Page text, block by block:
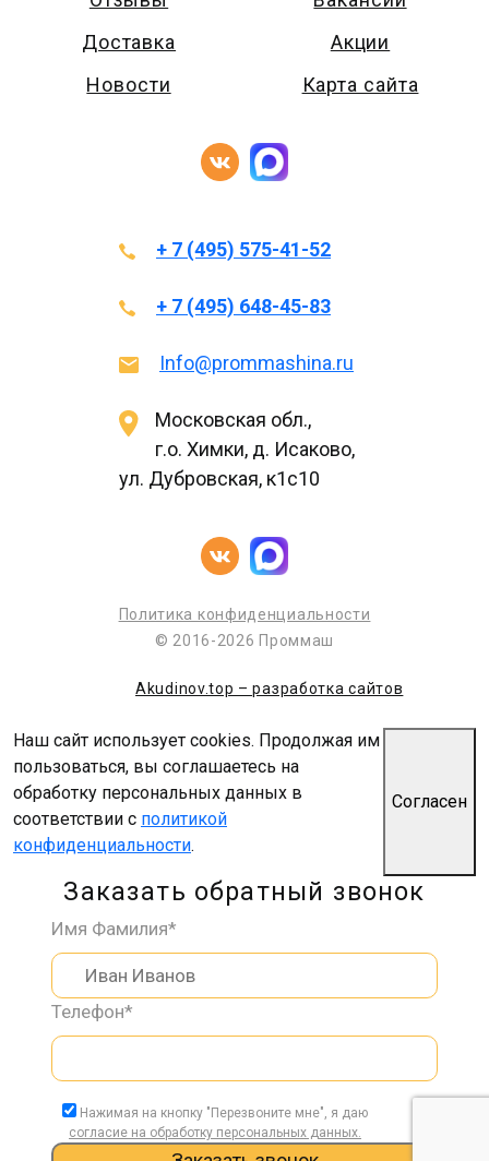
Доставка
Новости
Акции
Карта сайта
+ 7 (495) 575-41-52
+ 7 (495) 648-45-83
Info@prommashina.ru
Московская обл.,
г.о. Химки, д. Исаково,
ул. Дубровская, к1с10
Политика конфиденциальности
© 2016-2026 Проммаш
Akudinov.top – разработка сайтов
Наш сайт использует cookies. Продолжая им
пользоваться, вы соглашаетесь на
обработку персональных данных в
соответствии с политикой
конфиденциальности.
Согласен
Заказать обратный звонок
Имя Фамилия*
Телефон*
Нажимая на кнопку "Перезвоните мне", я даю
согласие на обработку персональных данных.